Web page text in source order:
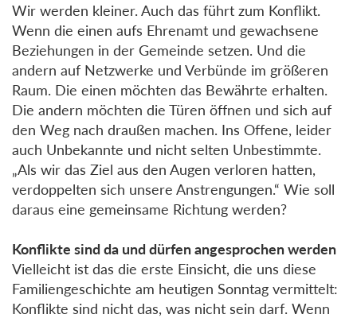
Wir werden kleiner. Auch das führt zum Konflikt.
Wenn die einen aufs Ehrenamt und gewachsene
Beziehungen in der Gemeinde setzen. Und die
andern auf Netzwerke und Verbünde im größeren
Raum. Die einen möchten das Bewährte erhalten.
Die andern möchten die Türen öffnen und sich auf
den Weg nach draußen machen. Ins Offene, leider
auch Unbekannte und nicht selten Unbestimmte.
„Als wir das Ziel aus den Augen verloren hatten,
verdoppelten sich unsere Anstrengungen.“ Wie soll
daraus eine gemeinsame Richtung werden?
Konflikte sind da und dürfen angesprochen werden
Vielleicht ist das die erste Einsicht, die uns diese
Familiengeschichte am heutigen Sonntag vermittelt:
Konflikte sind nicht das, was nicht sein darf. Wenn